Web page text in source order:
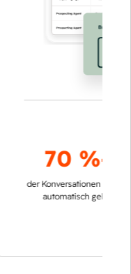
70 %+
der Konversationen werden
automatisch gelöst